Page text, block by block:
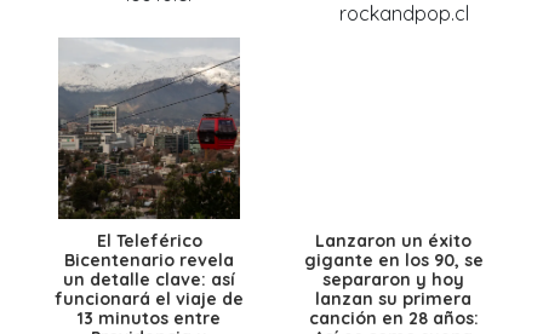
El Teleférico
Bicentenario revela
un detalle clave: así
funcionará el viaje de
13 minutos entre
Lanzaron un éxito
gigante en los 90, se
separaron y hoy
lanzan su primera
canción en 28 años: